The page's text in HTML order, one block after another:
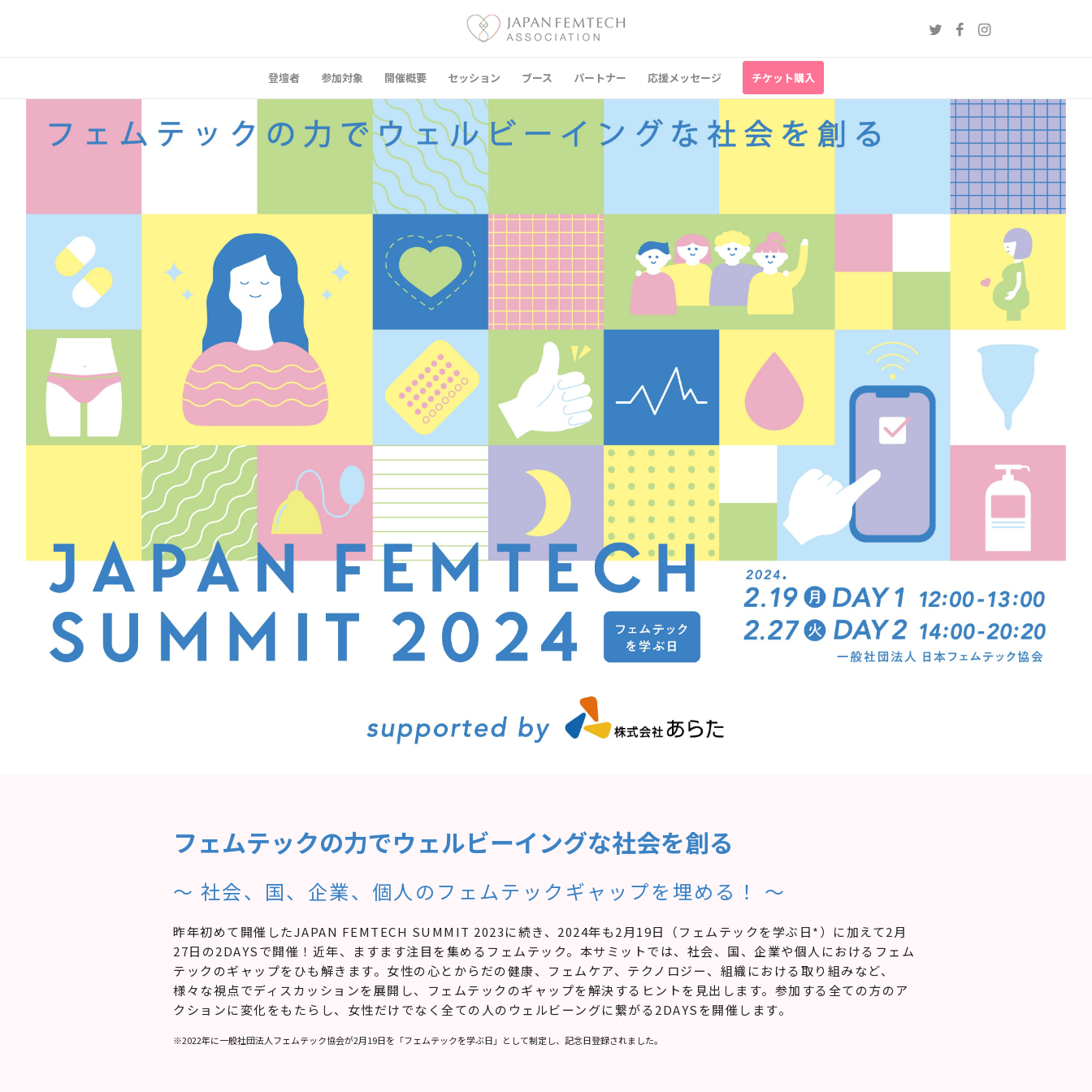
  
登壇者 参加対象 開催概要 セッション ブース パートナー 応援メッセージ チケット購入
フェムテックの力でウェルビーイングな社会を創る
〜 社会、国、企業、個人のフェムテックギャップを埋める！ 〜
昨年初めて開催したJAPAN FEMTECH SUMMIT 2023に続き、2024年も2月19日（フェムテックを学ぶ日*）に加えて2月
27日の2DAYSで開催！近年、ますます注目を集めるフェムテック。本サミットでは、社会、国、企業や個人におけるフェム
テックのギャップをひも解きます。女性の心とからだの健康、フェムケア、テクノロジー、組織における取り組みなど、
様々な視点でディスカッションを展開し、フェムテックのギャップを解決するヒントを見出します。参加する全ての方のア
クションに変化をもたらし、女性だけでなく全ての人のウェルビーングに繋がる2DAYSを開催します。
※2022年に一般社団法人フェムテック協会が2月19日を「フェムテックを学ぶ日」として制定し、記念日登録されました。